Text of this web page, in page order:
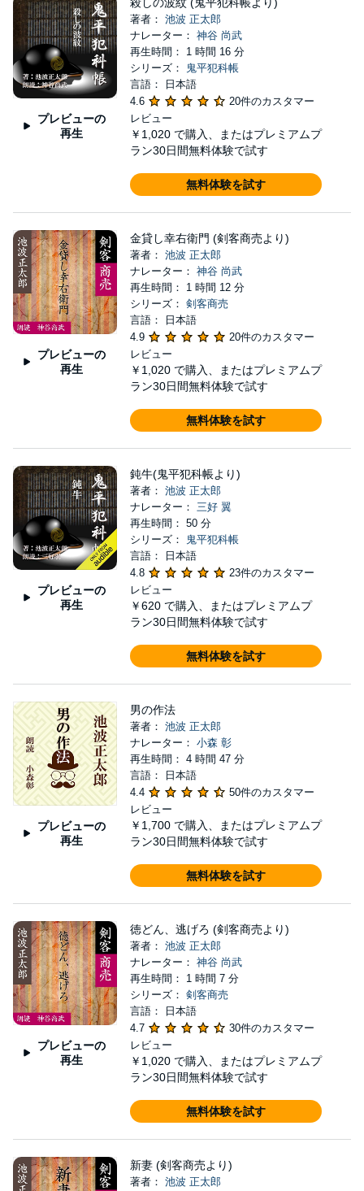
プレビューの
再生
著者： 池波 正太郎
ナレーター： 神谷 尚武
再生時間： 1 時間 16 分
シリーズ：
鬼平犯科帳
言語： 日本語
4.6
20件のカスタマー
レビュー
￥1,020 で購入、またはプレミアムプ
ラン30日間無料体験で試す
無料体験を試す
プレビューの
再生
金貸し幸右衛門 (剣客商売より)
著者： 池波 正太郎
ナレーター： 神谷 尚武
再生時間： 1 時間 12 分
シリーズ： 剣客商売
言語： 日本語
4.9
20件のカスタマー
レビュー
￥1,020 で購入、またはプレミアムプ
ラン30日間無料体験で試す
無料体験を試す
プレビューの
再生
鈍牛(鬼平犯科帳より)
著者： 池波 正太郎
ナレーター： 三好 翼
再生時間： 50 分
シリーズ：
鬼平犯科帳
言語： 日本語
4.8
23件のカスタマー
レビュー
￥620 で購入、またはプレミアムプ
ラン30日間無料体験で試す
無料体験を試す
プレビューの
再生
男の作法
著者： 池波 正太郎
ナレーター： 小森 彰
再生時間： 4 時間 47 分
言語： 日本語
4.4
50件のカスタマー
レビュー
￥1,700 で購入、またはプレミアムプ
ラン30日間無料体験で試す
無料体験を試す
プレビューの
再生
徳どん、逃げろ (剣客商売より)
著者： 池波 正太郎
ナレーター： 神谷 尚武
再生時間： 1 時間 7 分
シリーズ： 剣客商売
言語： 日本語
4.7
30件のカスタマー
レビュー
￥1,020 で購入、またはプレミアムプ
ラン30日間無料体験で試す
無料体験を試す
新妻 (剣客商売より)
著者： 池波 正太郎